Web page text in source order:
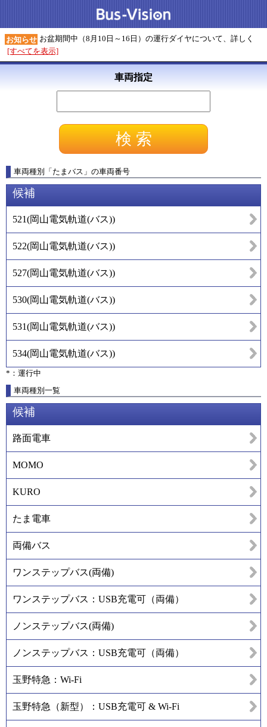
お知らせ お盆期間中（8月10日～16日）の運行ダイヤについて、詳しく
[すべてを表示]
車両指定
車両種別 「たまバス 」 の車両番号
候補
521(岡山電気軌道(バス))
522(岡山電気軌道(バス))
527(岡山電気軌道(バス))
530(岡山電気軌道(バス))
531(岡山電気軌道(バス))
534(岡山電気軌道(バス))
*：運行中
車両種別一覧
候補
路面電車
MOMO
KURO
たま電車
両備バス
ワンステップバス(両備)
ワンステップバス：USB充電可（両備）
ノンステップバス(両備)
ノンステップバス：USB充電可（両備）
玉野特急：Wi-Fi
玉野特急（新型）：USB充電可 & Wi-Fi